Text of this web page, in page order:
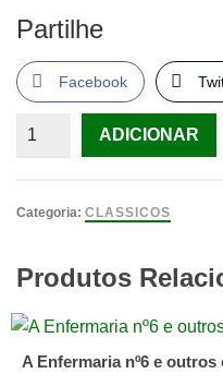
Partilhe
Facebook
Quantidade
Gravata
Portela
Filho-
Ed
ADICIONAR
Categoria: CLASSICOS
Produtos
A Enfermaria nº6 e